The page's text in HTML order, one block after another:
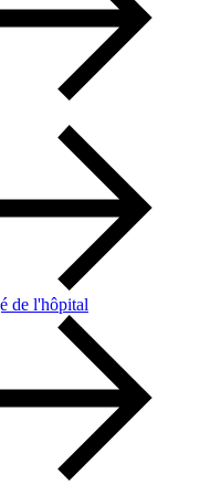
de l'hôpital